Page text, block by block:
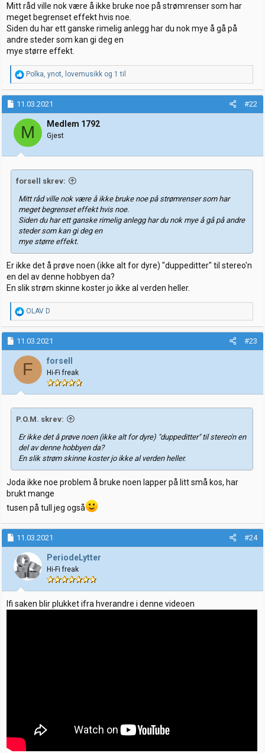
Mitt råd ville nok være å ikke bruke noe på strømrenser som har
meget begrenset effekt hvis noe.
Siden du har ett ganske rimelig anlegg har du nok mye å gå på
andre steder som kan gi deg en
mye større effekt.
R
e
a
k
j
o
n
e
r
:
Polka ynot lovemusikk og 1 til
11.03.2021 #22
M Medlem 1792
Gjest
forsell skrev:
Mitt råd ville nok være å ikke bruke noe på strømrenser som har
meget begrenset effekt hvis noe.
Siden du har ett ganske rimelig anlegg har du nok mye å gå på andre
steder som kan gi deg en
mye større effekt.
Er ikke det å prøve noen (ikke alt for dyre) "duppeditter" til stereo'n
en del av denne hobbyen da?
En slik strøm skinne koster jo ikke al verden heller.
R
e
a
k
j
o
e
r
OLAV D
11.03.2021 #23
F forsell
Hi-Fi freak
P.O.M. skrev:
Er ikke det å prøve noen (ikke alt for dyre) "duppeditter" til stereo'n en
del av denne hobbyen da?
En slik strøm skinne koster jo ikke al verden heller.
Joda ikke noe problem å bruke noen lapper på litt små kos, har
brukt mange
tusen på tull jeg også
11.03.2021 #24
PeriodeLytter
Hi-Fi freak
Ifi saken blir plukket ifra hverandre i denne videoen